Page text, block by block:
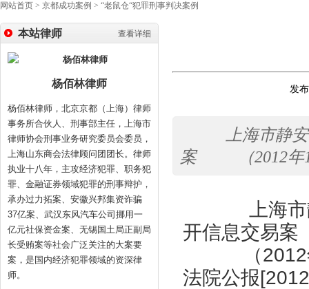
网站首页 > 京都成功案例 > “老鼠仓“犯罪刑事判决案例
查看详细
本站律师
杨佰林律师
杨佰林律师，北京京都（上海）律师
事务所合伙人、刑事部主任，上海市
律师协会刑事业务研究委员会委员，
上海山东商会法律顾问团团长。律师
执业十八年，主攻经济犯罪、职务犯
罪、金融证券领域犯罪的刑事辩护，
承办过力拓案、安徽兴邦集资诈骗
37亿案、武汉东风汽车公司挪用一
亿元社保资金案、无锡国土局正副局
长受贿案等社会广泛关注的大案要
案，是国内经济犯罪领域的资深律
师。
发
上海市静安区
案 （2012年
上海市静
开信息交易案
（2012年
法院公报